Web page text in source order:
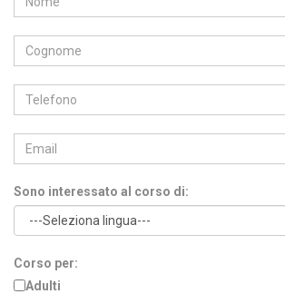
Sono interessato al corso di:
Corso per:
Adulti